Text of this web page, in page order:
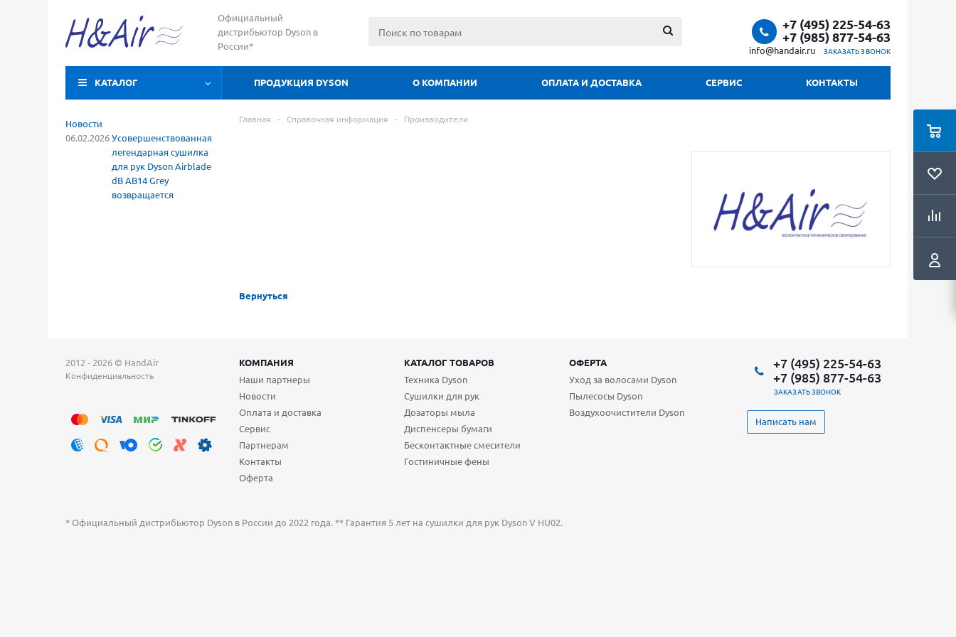
Официальный
дистрибьютор Dyson в
России*
+7 (495) 225-54-63
+7 (985) 877-54-63
info@handair.ru ЗАКАЗАТЬ ЗВОНОК
КАТАЛОГ ПРОДУКЦИЯ DYSON О КОМПАНИИ ОПЛАТА И ДОСТАВКА СЕРВИС КОНТАКТЫ
Новости
06.02.2026Усовершенствованная
легендарная сушилка
для рук Dyson Airblade
dB AB14 Grey
возвращается
Главная - Справочная информация - Производители
Вернуться
2012 - 2026 © HandAir
Конфиденциальность
КОМПАНИЯ КАТАЛОГ ТОВАРОВ
ОФЕРТА
Наши партнеры
Новости
Оплата и доставка
Сервис
Партнерам
Контакты
Оферта
Техника Dyson
Сушилки для рук
Дозаторы мыла
Диспенсеры бумаги
Бесконтактные смесители
Гостиничные фены
Уход за волосами Dyson
Пылесосы Dyson
Воздухоочистители Dyson
+7 (495) 225-54-63
+7 (985) 877-54-63
ЗАКАЗАТЬ ЗВОНОК
Написать нам
* Официальный дистрибьютор Dyson в России до 2022 года. ** Гарантия 5 лет на сушилки для рук Dyson V HU02.